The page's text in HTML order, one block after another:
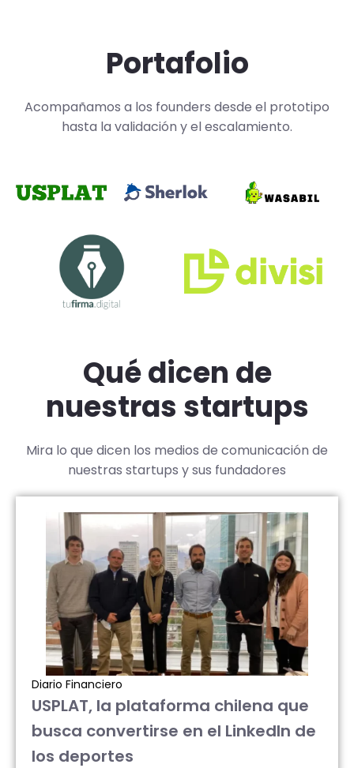
Portafolio
Acompañamos a los founders desde el prototipo
hasta la validación y el escalamiento.
Qué dicen de
nuestras startups
Mira lo que dicen los medios de comunicación de
nuestras startups y sus fundadores
Diario Financiero
USPLAT, la plataforma chilena que
busca convertirse en el LinkedIn de
los deportes